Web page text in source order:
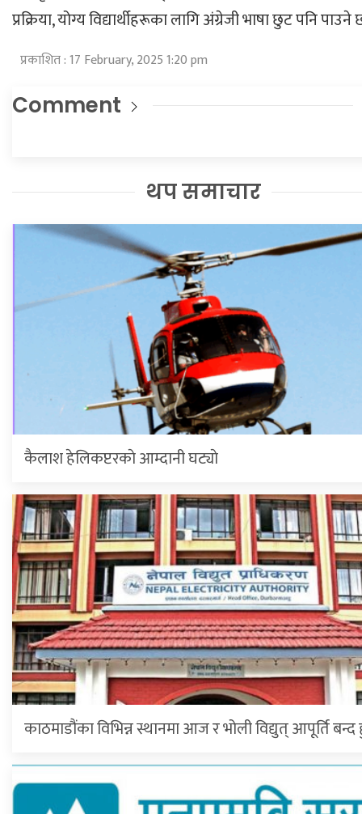
प्रक्रिया, योग्य विद्यार्थीहरूका लागि अंग्रेजी भाषा छुट पनि
प्रकाशित : 17 February, 2025 1:20 pm
Comment
थप समाचार
कैलाश हेलिकप्टरकाे आम्दानी घट्याे
काठमाडौंका विभिन्न स्थानमा आज र भोली विद्युत् आपूर्ति